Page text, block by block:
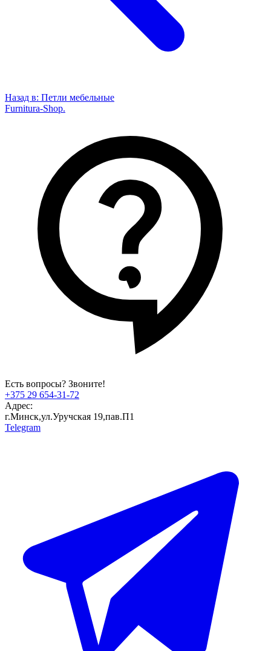
Назад в: Петли мебельные
Furnitura-Shop.
Есть вопросы? Звоните!
+375 29 654-31-72
Адрес:
г.Минск,ул.Уручская 19,пав.П1
Telegram